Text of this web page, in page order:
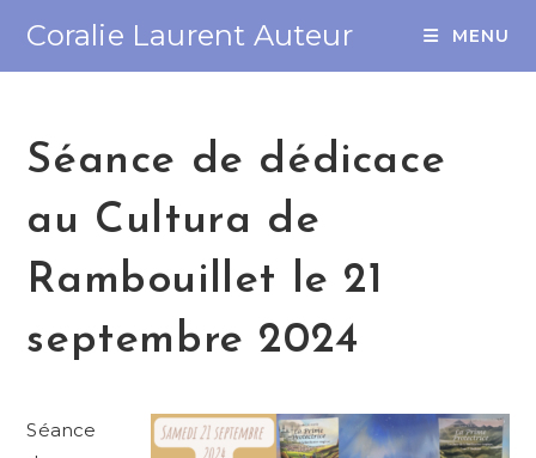
Coralie Laurent Auteur MENU
Séance de dédicace
au Cultura de
Rambouillet le 21
septembre 2024
Séance